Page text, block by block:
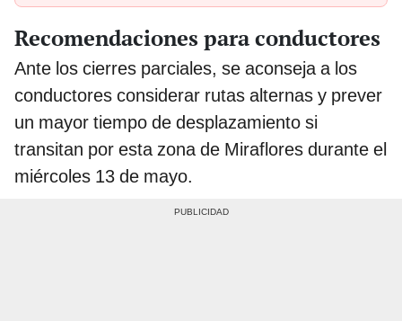
Recomendaciones para conductores
Ante los cierres parciales, se aconseja a los
conductores considerar rutas alternas y prever
un mayor tiempo de desplazamiento si
transitan por esta zona de Miraflores durante el
miércoles 13 de mayo.